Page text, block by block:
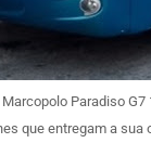
Paradiso
que entregam a